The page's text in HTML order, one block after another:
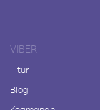
VIBER
Fitur
Blog